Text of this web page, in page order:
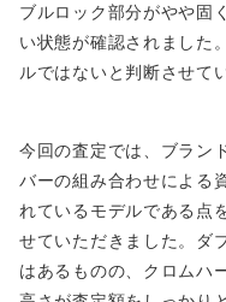
ブルロック部分がやや固
い状態が確認されました
ルではないと判断させて
今回の査定では、ブラン
バーの組み合わせによる
れているモデルである点
せていただきました。ダ
はあるものの、クロムハ